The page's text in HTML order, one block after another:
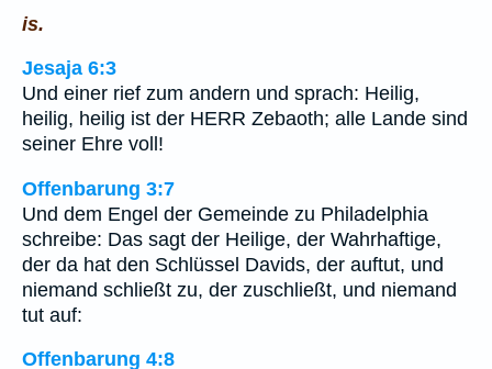
is.
Jesaja 6:3
Und einer rief zum andern und sprach: Heilig,
heilig, heilig ist der HERR Zebaoth; alle Lande sind
seiner Ehre voll!
Offenbarung 3:7
Und dem Engel der Gemeinde zu Philadelphia
schreibe: Das sagt der Heilige, der Wahrhaftige,
der da hat den Schlüssel Davids, der auftut, und
niemand schließt zu, der zuschließt, und niemand
tut auf:
Offenbarung 4:8